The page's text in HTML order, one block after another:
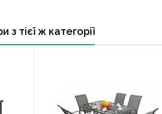
з тієї ж категорії